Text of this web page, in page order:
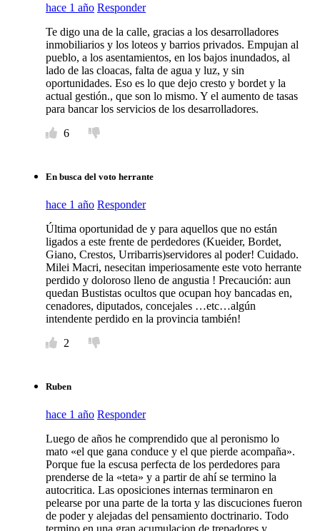
hace 1 año Responder
Te digo una de la calle, gracias a los desarrolladores
inmobiliarios y los loteos y barrios privados. Empujan al
pueblo, a los asentamientos, en los bajos inundados, al
lado de las cloacas, falta de agua y luz, y sin
oportunidades. Eso es lo que dejo cresto y bordet y la
actual gestión., que son lo mismo. Y el aumento de tasas
para bancar los servicios de los desarrolladores.
6
En busca del voto herrante
hace 1 año Responder
Última oportunidad de y para aquellos que no están
ligados a este frente de perdedores (Kueider, Bordet,
Giano, Crestos, Urribarris)servidores al poder! Cuidado.
Milei Macri, nesecitan imperiosamente este voto herrante
perdido y doloroso lleno de angustia ! Precaución: aun
quedan Bustistas ocultos que ocupan hoy bancadas en,
cenadores, diputados, concejales …etc…algún
intendente perdido en la provincia también!
2
Ruben
hace 1 año Responder
Luego de años he comprendido que al peronismo lo
mato «el que gana conduce y el que pierde acompaña».
Porque fue la escusa perfecta de los perdedores para
prenderse de la «teta» y a partir de ahí se termino la
autocritica. Las oposiciones internas terminaron en
pelearse por una parte de la torta y las discuciones fueron
de poder y alejadas del pensamiento doctrinario. Todo